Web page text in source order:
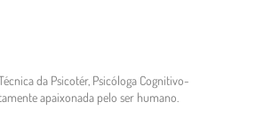
da Psicotér, Psicóloga Cognitivo-
apaixonada pelo ser humano.